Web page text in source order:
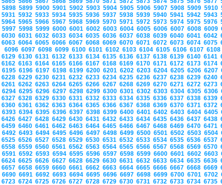
5898 5899 5900 5901 5902 5903 5904 5905 5906 5907 5908 5909 5910
5931 5932 5933 5934 5935 5936 5937 5938 5939 5940 5941 5942 5943
5964 5965 5966 5967 5968 5969 5970 5971 5972 5973 5974 5975 5976
5997 5998 5999 6000 6001 6002 6003 6004 6005 6006 6007 6008 6009
6030 6031 6032 6033 6034 6035 6036 6037 6038 6039 6040 6041 6042
6063 6064 6065 6066 6067 6068 6069 6070 6071 6072 6073 6074 6075
6096 6097 6098 6099 6100 6101 6102 6103 6104 6105 6106 6107
6129 6130 6131 6132 6133 6134 6135 6136 6137 6138 6139 6140 6141
6162 6163 6164 6165 6166 6167 6168 6169 6170 6171 6172 6173 6174
6195 6196 6197 6198 6199 6200 6201 6202 6203 6204 6205 6206 6207
6228 6229 6230 6231 6232 6233 6234 6235 6236 6237 6238 6239 6240
6261 6262 6263 6264 6265 6266 6267 6268 6269 6270 6271 6272 6273
6294 6295 6296 6297 6298 6299 6300 6301 6302 6303 6304 6305 6306
6327 6328 6329 6330 6331 6332 6333 6334 6335 6336 6337 6338 6339
6360 6361 6362 6363 6364 6365 6366 6367 6368 6369 6370 6371 6372
6393 6394 6395 6396 6397 6398 6399 6400 6401 6402 6403 6404 6405
6426 6427 6428 6429 6430 6431 6432 6433 6434 6435 6436 6437 6438
6459 6460 6461 6462 6463 6464 6465 6466 6467 6468 6469 6470 6471
6492 6493 6494 6495 6496 6497 6498 6499 6500 6501 6502 6503 6504
6525 6526 6527 6528 6529 6530 6531 6532 6533 6534 6535 6536 6537
6558 6559 6560 6561 6562 6563 6564 6565 6566 6567 6568 6569 6570
6591 6592 6593 6594 6595 6596 6597 6598 6599 6600 6601 6602 6603
6624 6625 6626 6627 6628 6629 6630 6631 6632 6633 6634 6635 6636
6657 6658 6659 6660 6661 6662 6663 6664 6665 6666 6667 6668 6669
6690 6691 6692 6693 6694 6695 6696 6697 6698 6699 6700 6701 6702
6723 6724 6725 6726 6727 6728 6729 6730 6731 6732 6733 6734 6735